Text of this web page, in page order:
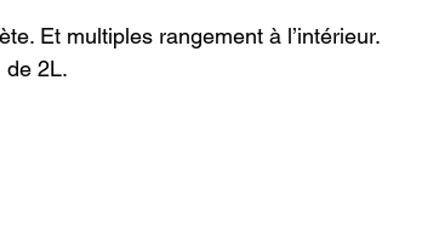
Et multiples rangement à l’intérieur.
de 2L.